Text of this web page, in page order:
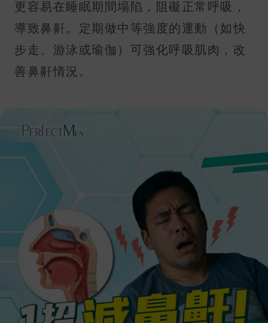
更容易在睡眠期間塌陷，阻礙正常呼吸，
導致鼻鼾。定期做中等強度的運動（如快
步走、游泳或瑜伽）可強化呼吸肌肉，改
善鼻鼾情況。